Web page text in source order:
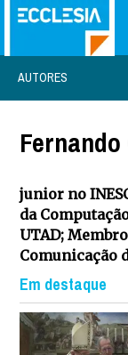
AUTORES
junior no
da
UTAD;
Comunicação
Em destaque